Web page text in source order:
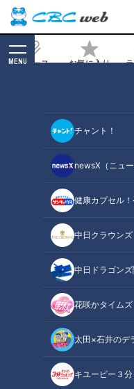
ニュース お気に入り
MENU
チャント！
newsX（ニュー
健康カプセル
中日クラウンズ
中日ドラゴン
花咲かタイムズ
太田×石井のデ
キユーピー３
岐阜県北方町の
にパンサー向井